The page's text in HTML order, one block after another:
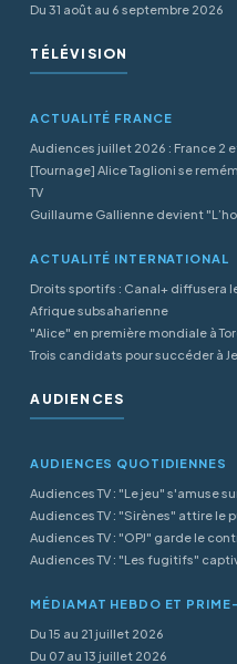
Du 31 août au 6 septembre 2026
TÉLÉVISION
ACTUALITÉ FRANCE
Audiences juillet 2026 : France 2
[Tournage] Alice Taglioni se
TV
Guillaume Gallienne devient
ACTUALITÉ INTERNATIONAL
Droits sportifs : Canal+ diffusera
Afrique subsaharienne
"Alice" en première mondiale à
Trois candidats pour succéder à
AUDIENCES
AUDIENCES QUOTIDIENNES
Audiences TV : "Le jeu" s'amuse sur
Audiences TV : "Sirènes" attire le
Audiences TV : "OPJ" garde le
Audiences TV : "Les fugitifs"
MÉDIAMAT HEBDO ET
Du 15 au 21 juillet 2026
Du 07 au 13 juillet 2026